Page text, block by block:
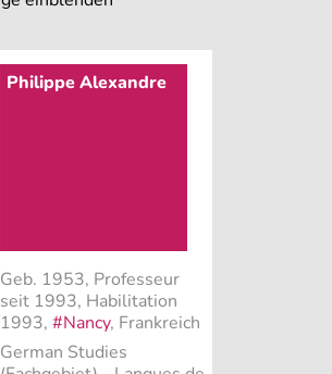
Philippe Alexandre
Geb. 1953, Professeur
seit 1993, Habilitation
1993, #Nancy, Frankreich
German Studies